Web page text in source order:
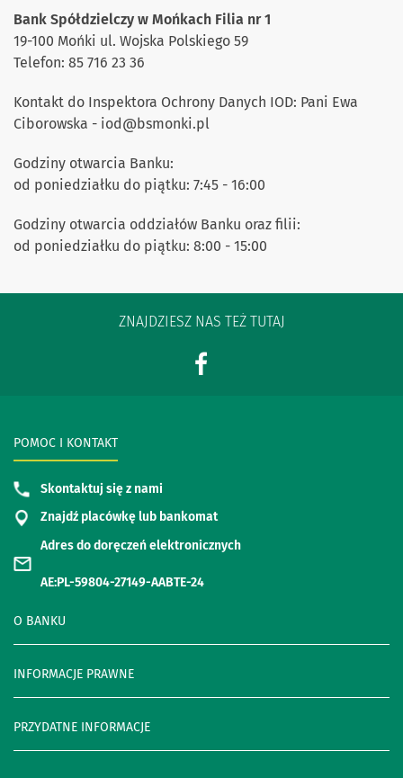
Bank Spółdzielczy w Mońkach Filia nr 1
19-100 Mońki ul. Wojska Polskiego 59
Telefon: 85 716 23 36
Kontakt do Inspektora Ochrony Danych IOD: Pani Ewa
Ciborowska - iod@bsmonki.pl
Godziny otwarcia Banku:
od poniedziałku do piątku: 7:45 - 16:00
Godziny otwarcia oddziałów Banku oraz filii:
od poniedziałku do piątku: 8:00 - 15:00
ZNAJDZIESZ NAS TEŻ TUTAJ
O BANKU
INFORMACJE PRAWNE
PRZYDATNE INFORMACJE
POMOC I KONTAKT
Skontaktuj się z nami
Znajdź placówkę lub bankomat
Adres do doręczeń elektronicznych
AE:PL-59804-27149-AABTE-24